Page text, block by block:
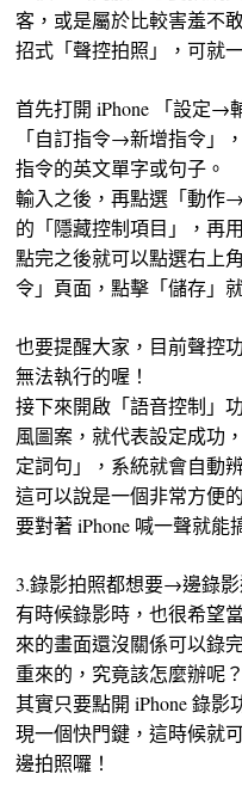
客，或是屬於比較害羞不
招式「聲控拍照」，可就
首先打開 iPhone 「設定
「自訂指令→新增指令」
指令的英文單字或句子。
輸入之後，再點選「動作
的「隱藏控制項目」，再
點完之後就可以點選右上
令」頁面，點擊「儲存」
也要提醒大家，目前聲控
無法執行的喔！
接下來開啟「語音控制」
風圖案，就代表設定成功
定詞句」，系統就會自動
這可以說是一個非常方便
要對著 iPhone 喊一聲就能
3.錄影拍照都想要→邊錄
有時候錄影時，也很希望
來的畫面還沒關係可以錄
重來的，究竟該怎麼辦呢？
其實只要點開 iPhone 錄
現一個快門鍵，這時候就
邊拍照囉！